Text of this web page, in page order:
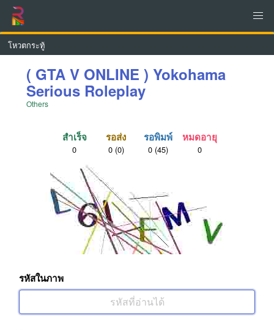
โหวตกระทู้
( GTA V ONLINE ) Yokohama
Serious Roleplay
Others
สำเร็จ รอส่ง รอพิมพ์ หมดอายุ
0 0 (0) 0 (45) 0
รหัสในภาพ